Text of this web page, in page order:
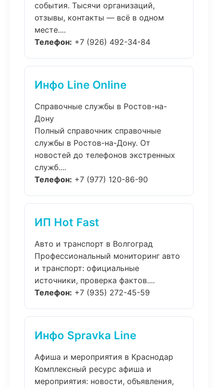
события. Тысячи организаций,
отзывы, контакты — всё в одном
месте....
Телефон: +7 (926) 492-34-84
Инфо Line Online
Справочные службы в Ростов-на-
Дону
Полный справочник справочные
службы в Ростов-на-Дону. От
новостей до телефонов экстренных
служб....
Телефон: +7 (977) 120-86-90
ИП Hot Fast
Авто и транспорт в Волгоград
Профессиональный мониторинг авто
и транспорт: официальные
источники, проверка фактов....
Телефон: +7 (935) 272-45-59
Инфо Spravka Line
Афиша и мероприятия в Краснодар
Комплексный ресурс афиша и
мероприятия: новости, объявления,